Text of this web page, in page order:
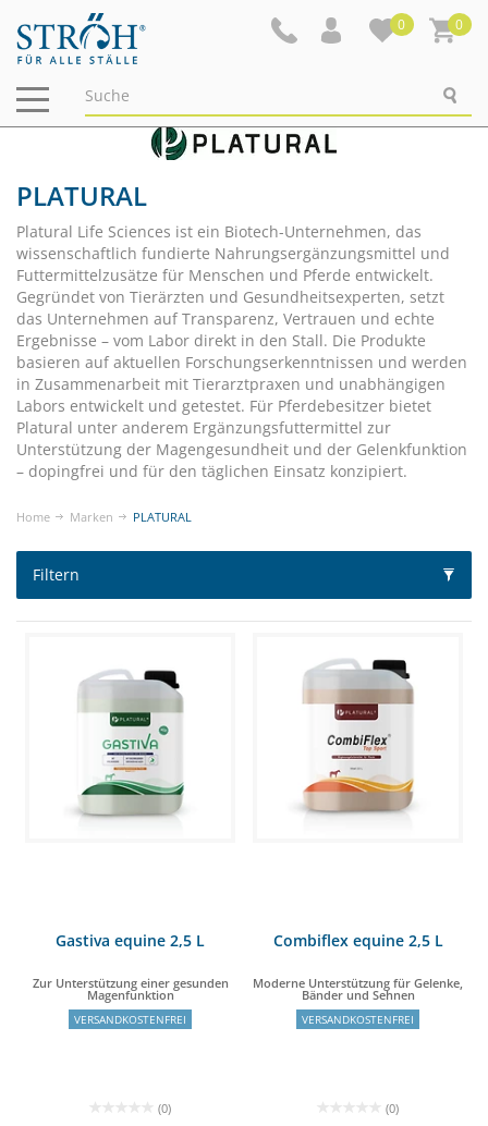
0 0
Navigation
ein-/ausblenden
PLATURAL
Platural Life Sciences ist ein Biotech-Unternehmen, das
wissenschaftlich fundierte Nahrungsergänzungsmittel und
Futtermittelzusätze für Menschen und Pferde entwickelt.
Gegründet von Tierärzten und Gesundheitsexperten, setzt
das Unternehmen auf Transparenz, Vertrauen und echte
Ergebnisse – vom Labor direkt in den Stall. Die Produkte
basieren auf aktuellen Forschungserkenntnissen und werden
in Zusammenarbeit mit Tierarztpraxen und unabhängigen
Labors entwickelt und getestet. Für Pferdebesitzer bietet
Platural unter anderem Ergänzungsfuttermittel zur
Unterstützung der Magengesundheit und der Gelenkfunktion
– dopingfrei und für den täglichen Einsatz konzipiert.
Home Marken PLATURAL
Filtern
Gastiva equine 2,5 L
Zur Unterstützung einer gesunden
Magenfunktion
VERSANDKOSTENFREI
(0)
Combiflex equine 2,5 L
Moderne Unterstützung für Gelenke,
Bänder und Sehnen
VERSANDKOSTENFREI
(0)